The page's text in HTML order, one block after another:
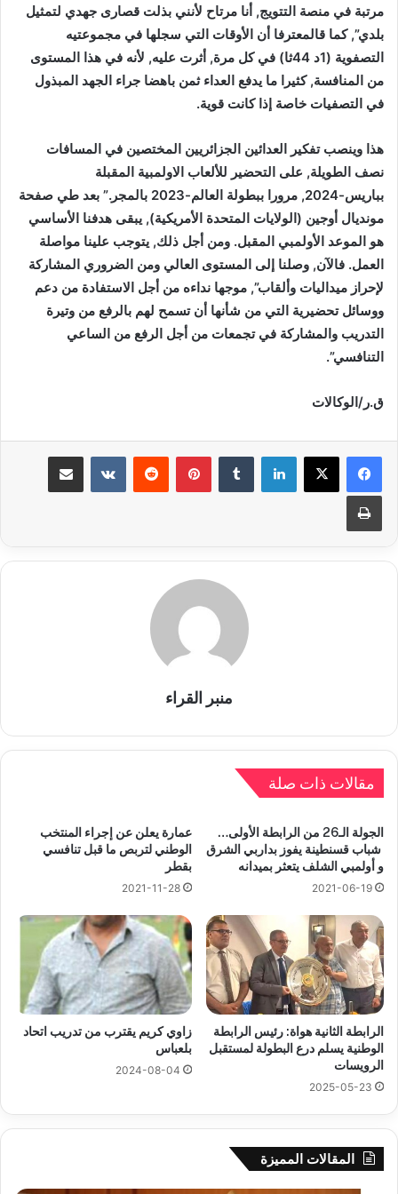
مرتبة في منصة التتويج, أنا مرتاح لأنني بذلت قصارى جهدي لتمثيل
بلدي”, كما قالمعترفا أن الأوقات التي سجلها في مجموعتيه
التصفوية (1د 44ثا) في كل مرة, أثرت عليه, لأنه في هذا المستوى
من المنافسة, كثيرا ما يدفع العداء ثمن باهضا جراء الجهد المبذول
في التصفيات خاصة إذا كانت قوية.
هذا وينصب تفكير العدائين الجزائريين المختصين في المسافات
نصف الطويلة, على التحضير للألعاب الاولمبية المقبلة
بباريس-2024, مرورا ببطولة العالم-2023 بالمجر.” بعد طي صفحة
مونديال أوجين (الولايات المتحدة الأمريكية), يبقى هدفنا الأساسي
هو الموعد الأولمبي المقبل. ومن أجل ذلك, يتوجب علينا مواصلة
العمل. فالآن, وصلنا إلى المستوى العالي ومن الضروري المشاركة
لإحراز ميداليات وألقاب”, موجها نداءه من أجل الاستفادة من دعم
ووسائل تحضيرية التي من شأنها أن تسمح لهم بالرفع من وتيرة
التدريب والمشاركة في تجمعات من أجل الرفع من الساعي
التنافسي”.
ق.ر/الوكالات
لينكدإن بينتيريست
طباعة
منبر القراء
مقالات ذات صلة
الجولة الـ26 من الرابطة الأولى…
شباب قسنطينة يفوز بداربي الشرق
و أولمبي الشلف يتعثر بميدانه
2021-06-19
عمارة يعلن عن إجراء المنتخب
الوطني لتربص ما قبل تنافسي
بقطر
2021-11-28
الرابطة الثانية هواة: رئيس الرابطة
الوطنية يسلم درع البطولة لمستقبل
الرويسات
2025-05-23
زاوي كريم يقترب من تدريب اتحاد
بلعباس
2024-08-04
المقالات المميزة